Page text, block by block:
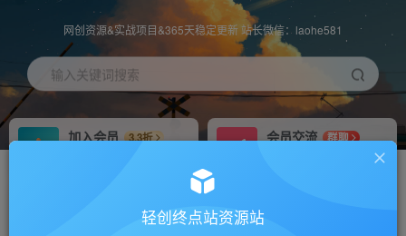
网创资源&实战项目&365天稳定更新 站长微信：laohe581
输入关键词搜索
加入会员
3.3折
会员交流
群聊
推广返佣高达70%轻创终点站资源站